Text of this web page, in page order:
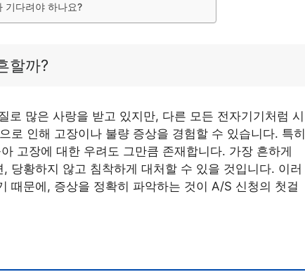
기다려야 하나요?
할까?
로 많은 사랑을 받고 있지만, 다른 모든 전자기기처럼 시
로 인해 고장이나 불량 증상을 경험할 수 있습니다. 특히
고장에 대한 우려도 그만큼 존재합니다. 가장 흔하게
당황하지 않고 침착하게 대처할 수 있을 것입니다. 이러
때문에, 증상을 정확히 파악하는 것이 A/S 신청의 첫걸